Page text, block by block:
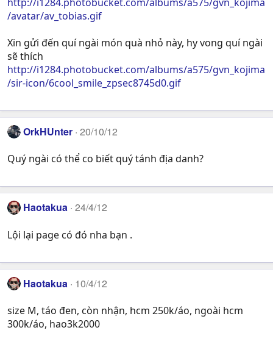
/avatar/av_tobias.gif
Xin gửi đến quí ngài món quà nhỏ này, hy vong quí ngài
sẽ thích
http://i1284.photobucket.com/albums/a575/gvn_kojima
/sir-icon/6cool_smile_zpsec8745d0.gif
OrkHUnter 20/10/12
Quý ngài có thể co biết quý tánh địa danh?
Haotakua 24/4/12
Lội lại page có đó nha bạn .
Haotakua 10/4/12
size M, táo đen, còn nhận, hcm 250k/áo, ngoài hcm
300k/áo, hao3k2000